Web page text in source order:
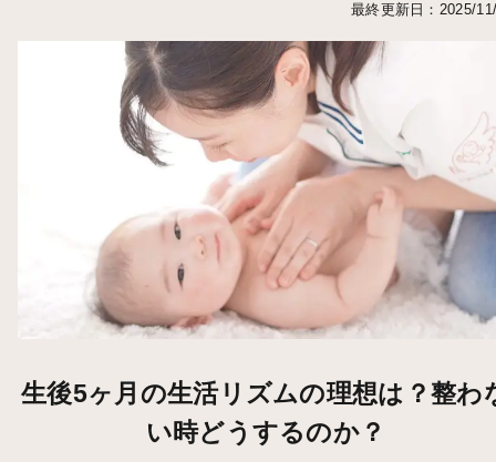
最終更新日：2025/
生後5ヶ月の生活リズムの理想は？整わ
い時どうするのか？